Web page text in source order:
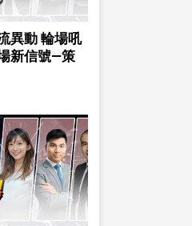
異動 輪場吼
新信號—策